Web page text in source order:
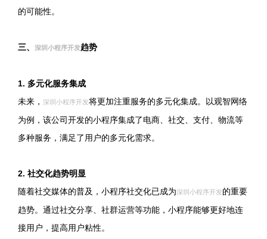
的可能性。
三、 深圳小程序开发趋势
1. 多元化服务集成
未来， 深圳小程序开发将更加注重服务的多元化集成。以观智网络
为例，该公司开发的小程序集成了电商、社交、支付、物流等
多种服务，满足了用户的多元化需求。
2. 社交化趋势明显
随着社交媒体的普及，小程序社交化已成为深圳小程序开发的重要
趋势。通过社交分享、社群运营等功能，小程序能够更好地连
接用户，提高用户粘性。